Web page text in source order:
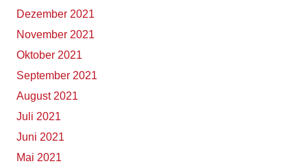
Dezember 2021
November 2021
Oktober 2021
September 2021
August 2021
Juli 2021
Juni 2021
Mai 2021